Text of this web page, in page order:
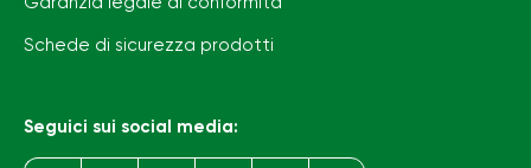
Schede di sicurezza prodotti
Seguici sui social media: